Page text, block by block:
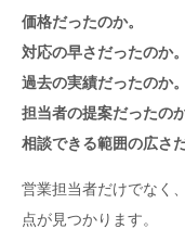
価格だったのか。
対応の早さだったのか。
過去の実績だったのか。
担当者の提案だったのか
相談できる範囲の広さ
営業担当者だけでなく
点が見つかります。